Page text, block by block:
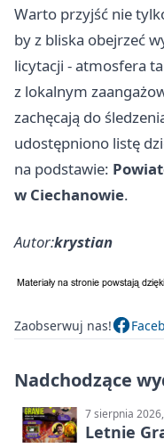
Warto przyjść nie
by z bliska obejrzeć
licytacji - atmosfera
z lokalnym
zachęcają do
udostępniono listę
na podstawie:
w Ciechanowie.
Autor:krystian
Zaobserwuj nas!
Nadchodzące
7 sierpnia
Letnie